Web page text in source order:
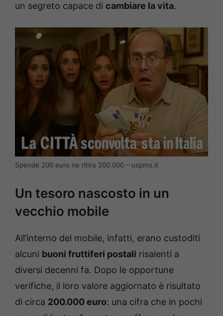
un segreto capace di cambiare la vita.
Spende 200 euro ne ritira 200.000 – uspms.it
Un tesoro nascosto in un
vecchio mobile
All’interno del mobile, infatti, erano custoditi
alcuni buoni fruttiferi postali risalenti a
diversi decenni fa. Dopo le opportune
verifiche, il loro valore aggiornato è risultato
di circa 200.000 euro: una cifra che in pochi